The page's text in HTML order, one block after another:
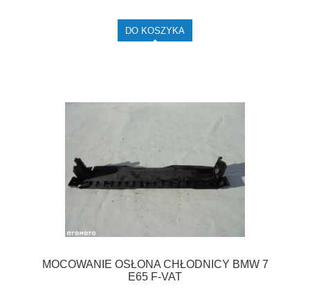
DO KOSZYKA
MOCOWANIE OSŁONA CHŁODNICY BMW 7
E65 F-VAT